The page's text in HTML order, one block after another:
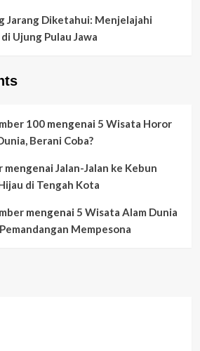
Jarang Diketahui: Menjelajahi
Ujung Pulau Jawa
100mengenai 5 Wisata Horor
Berani Coba?
mengenai Jalan-Jalan ke Kebun
di Tengah Kota
mengenai 5 Wisata Alam Dunia
Mempesona